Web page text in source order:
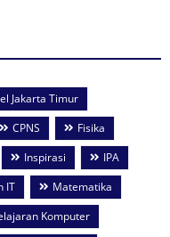
Jakarta Timur
CPNS
Fisika
Inspirasi
IPA
IT
Matematika
Komputer